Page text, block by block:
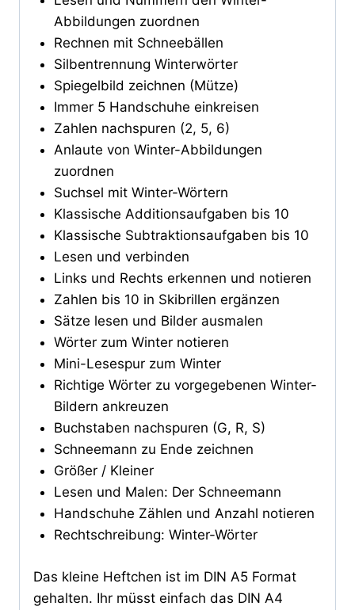
Abbildungen zuordnen
Rechnen mit Schneebällen
Silbentrennung Winterwörter
Spiegelbild zeichnen (Mütze)
Immer 5 Handschuhe einkreisen
Zahlen nachspuren (2, 5, 6)
Anlaute von Winter-Abbildungen
zuordnen
Suchsel mit Winter-Wörtern
Klassische Additionsaufgaben bis 10
Klassische Subtraktionsaufgaben bis 10
Lesen und verbinden
Links und Rechts erkennen und notieren
Zahlen bis 10 in Skibrillen ergänzen
Sätze lesen und Bilder ausmalen
Wörter zum Winter notieren
Mini-Lesespur zum Winter
Richtige Wörter zu vorgegebenen Winter-
Bildern ankreuzen
Buchstaben nachspuren (G, R, S)
Schneemann zu Ende zeichnen
Größer / Kleiner
Lesen und Malen: Der Schneemann
Handschuhe Zählen und Anzahl notieren
Rechtschreibung: Winter-Wörter
Das kleine Heftchen ist im DIN A5 Format
gehalten. Ihr müsst einfach das DIN A4